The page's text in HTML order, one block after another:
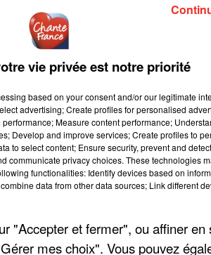
vie privée est notre priorité
based on your consent and/or our legitimate
advertising; Create profiles for personalised
Measure content performance;
Develop and improve services; Create profiles to
to select content; Ensure security, prevent and
communicate privacy choices. These technologies
functionalities: Identify devices based on
data from other data sources; Link different
"Accepter et fermer", ou affiner en
mes choix". Vous pouvez